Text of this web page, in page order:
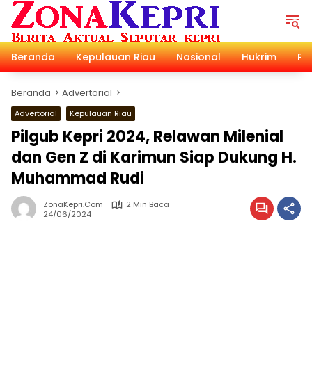
Langsung
konten
Beranda
Kepulauan Riau Nasional Hukrim
Beranda Advertorial
Advertorial Kepulauan Riau
Pilgub Kepri 2024, Relawan Milenial
dan Gen Z di Karimun Siap Dukung H.
Muhammad Rudi
ZonaKepri.com
2 Min Baca
24/06/2024